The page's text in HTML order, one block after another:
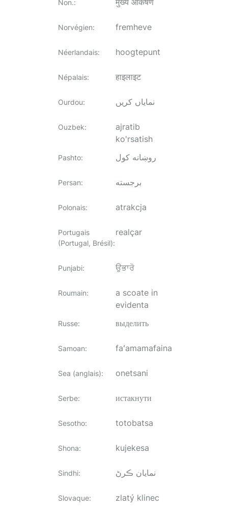
Non.: मुख्य आकर्षण
Norvégien: fremheve
Néerlandais: hoogtepunt
Népalais: हाइलाइट
Ourdou: نمایاں کریں
Ouzbek:
ajratib
ko'rsatish
Pashto: روښانه کول
Persan: برجسته
Polonais: atrakcja
Portugais
(Portugal, Brésil):
realçar
Punjabi: ਉਭਾਰੋ
Roumain:
a scoate in
evidenta
Russe: выделить
Samoan: faʻamamafaina
Sea (anglais): onetsani
Serbe: истакнути
Sesotho: totobatsa
Shona: kujekesa
Sindhi: نمايان ڪرڻ
Slovaque: zlatý klinec